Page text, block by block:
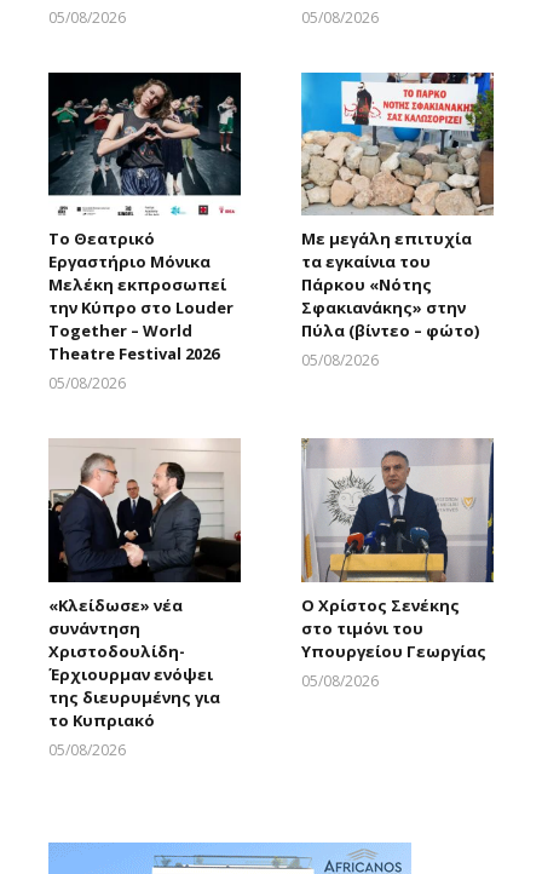
05/08/2026
05/08/2026
Το Θεατρικό
Εργαστήριο Μόνικα
Μελέκη εκπροσωπεί
την Κύπρο στο Louder
Together – World
Theatre Festival 2026
05/08/2026
Με μεγάλη επιτυχία
τα εγκαίνια του
Πάρκου «Νότης
Σφακιανάκης» στην
Πύλα (βίντεο – φώτο)
05/08/2026
«Κλείδωσε» νέα
συνάντηση
Χριστοδουλίδη-
Έρχιουρμαν ενόψει
της διευρυμένης για
το Κυπριακό
05/08/2026
Ο Χρίστος Σενέκης
στο τιμόνι του
Υπουργείου Γεωργίας
05/08/2026